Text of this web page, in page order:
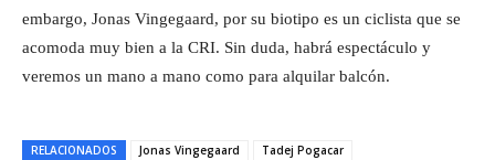
embargo, Jonas Vingegaard, por su biotipo es un ciclista que se
acomoda muy bien a la CRI. Sin duda, habrá espectáculo y
veremos un mano a mano como para alquilar balcón.
RELACIONADOS Jonas Vingegaard Tadej Pogacar